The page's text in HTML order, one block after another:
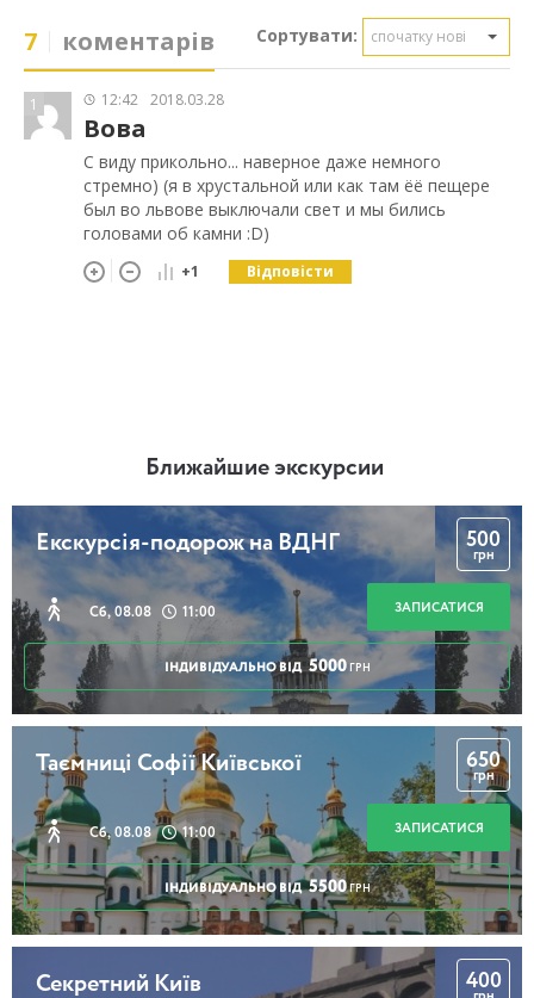
7 коментарів Сортувати: спочатку нові
1 12:42 2018.03.28
Вова
С виду прикольно... наверное даже немного
стремно) (я в хрустальной или как там ёё пещере
был во львове выключали свет и мы бились
головами об камни :D)
+1 Відповісти
Ближайшие экскурсии
Екскурсія-подорож на ВДНГ
Сб, 08.08 11:00
500
грн
ЗАПИСАТИСЯ
ІНДИВІДУАЛЬНО ВІД 5000 ГРН
Таємниці Софії Київської
Сб, 08.08 11:00
650
грн
ЗАПИСАТИСЯ
ІНДИВІДУАЛЬНО ВІД 5500 ГРН
Секретний Київ 400